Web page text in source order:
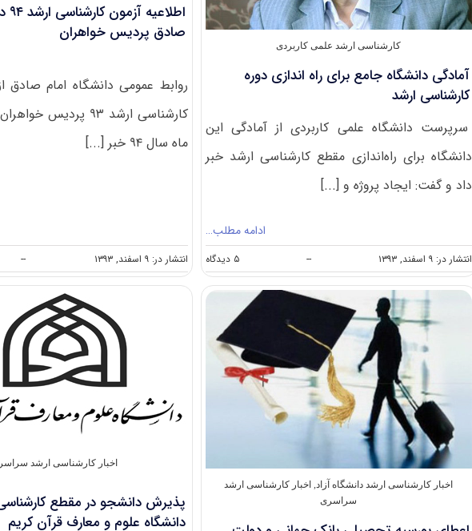
کارشناسی ارشد علمی کاربردی
آمادگی دانشگاه جامع برای راه اندازی دوره
کارشناسی ارشد
سرپرست دانشگاه علمی کاربردی از آمادگی این
دانشگاه برای راه‌اندازی مقطع کارشناسی ارشد خبر
داد و گفت: ایجاد پروژه و [...]
ادامه مطلب…
انتشار در: ۹ اسفند, ۱۳۹۳ -- ۵ دیدگاه
آمادگی
دانشگاه
صادق پردیس خواهران
روابط عمومی دانشگاه امام صادق
ماه سال ۹۴ خبر [...]
انتشار در: ۹ اسفند, ۱۳۹۳ --
اخبار کارشناسی ارشد دانشگاه آزاد اخبار کارشناسی ارشد
سراسری
اخبار کارشناسی ارشد
دانشگاه علوم و معارف قرآن کریم